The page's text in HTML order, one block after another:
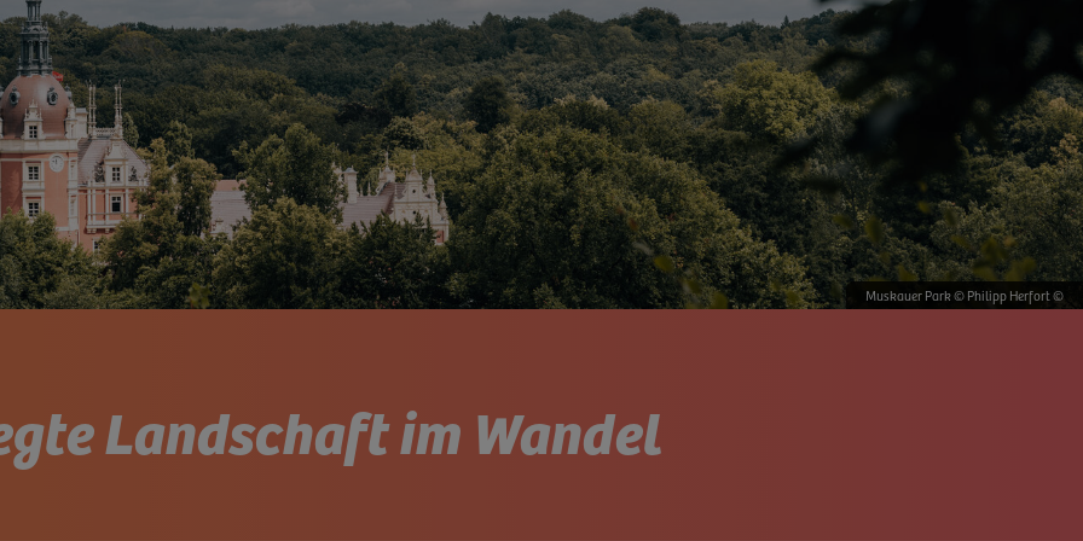
Muskauer Park © Philipp Herfort ©
Landschaft im Wandel